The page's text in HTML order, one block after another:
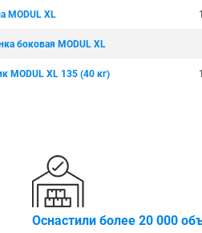
Для 12 колёс
MODUL XL
боковая MODUL XL
MODUL XL 135 (40 кг)
Оснастили более 20 000